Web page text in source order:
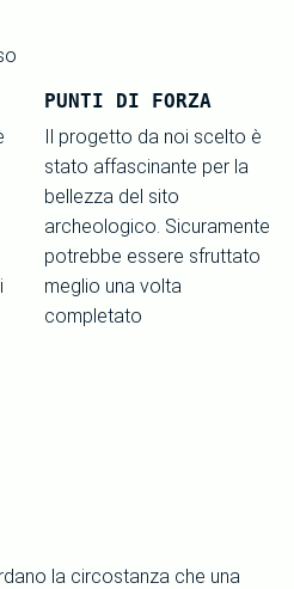
PUNTI DI FORZA
Il progetto da noi scelto è
stato affascinante per la
bellezza del sito
archeologico. Sicuramente
potrebbe essere sfruttato
meglio una volta
completato
la circostanza che una